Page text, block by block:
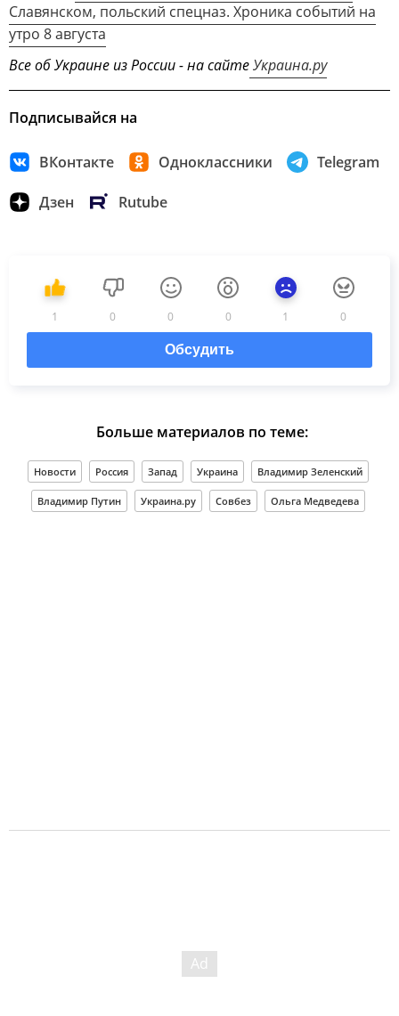
Славянском, польский спецназ. Хроника событий на
утро 8 августа
Все об Украине из России - на сайтеУкраина.ру
Подписывайся на
ВКонтакте Одноклассники Telegram
Дзен Rutube
1 0 0 0 1 0
Обсудить
Больше материалов по теме:
Новости Россия Запад Украина Владимир Зеленский
Владимир Путин Украина.ру Совбез Ольга Медведева